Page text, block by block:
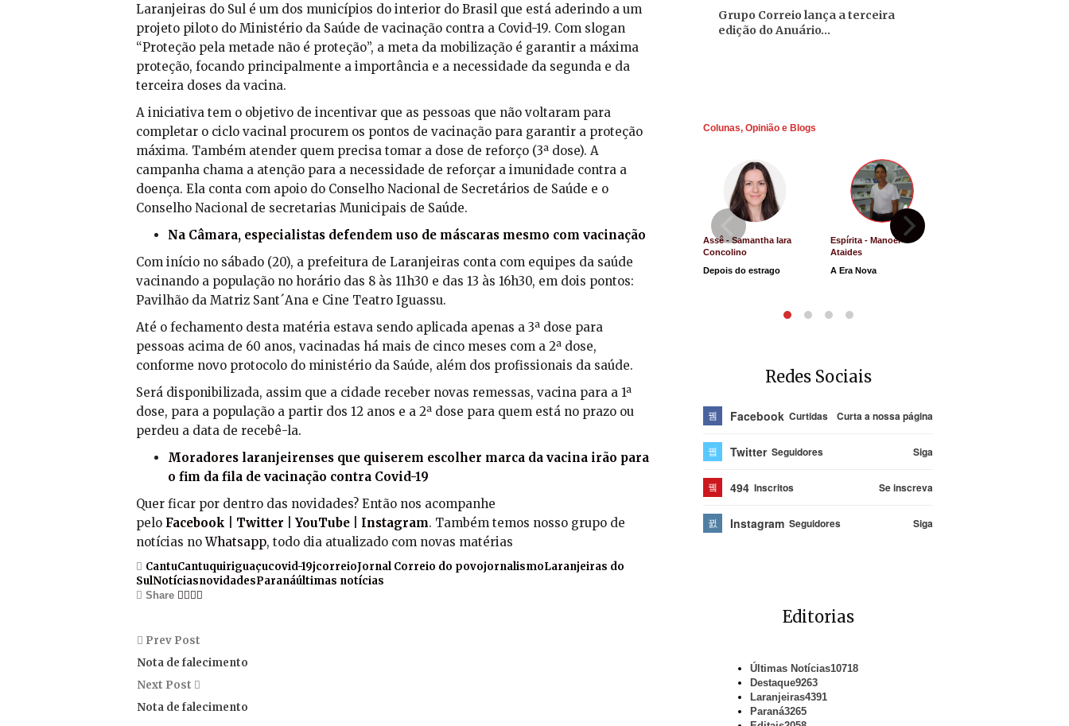
Laranjeiras do Sul é um dos municípios do interior do Brasil que está aderindo a um
projeto piloto do Ministério da Saúde de vacinação contra a Covid-19. Com slogan
“Proteção pela metade não é proteção”, a meta da mobilização é garantir a máxima
proteção, focando principalmente a importância e a necessidade da segunda e da
terceira doses da vacina.
A iniciativa tem o objetivo de incentivar que as pessoas que não voltaram para
completar o ciclo vacinal procurem os pontos de vacinação para garantir a proteção
máxima. Também atender quem precisa tomar a dose de reforço (3ª dose). A
campanha chama a atenção para a necessidade de reforçar a imunidade contra a
doença. Ela conta com apoio do Conselho Nacional de Secretários de Saúde e o
Conselho Nacional de secretarias Municipais de Saúde.
Na Câmara, especialistas defendem uso de máscaras mesmo com vacinação
Com início no sábado (20), a prefeitura de Laranjeiras conta com equipes da saúde
vacinando a população no horário das 8 às 11h30 e das 13 às 16h30, em dois pontos:
Pavilhão da Matriz Sant´Ana e Cine Teatro Iguassu.
Até o fechamento desta matéria estava sendo aplicada apenas a 3ª dose para
pessoas acima de 60 anos, vacinadas há mais de cinco meses com a 2ª dose,
conforme novo protocolo do ministério da Saúde, além dos profissionais da saúde.
Será disponibilizada, assim que a cidade receber novas remessas, vacina para a 1ª
dose, para a população a partir dos 12 anos e a 2ª dose para quem está no prazo ou
perdeu a data de recebê-la.
Moradores laranjeirenses que quiserem escolher marca da vacina irão para
o fim da fila de vacinação contra Covid-19
Quer ficar por dentro das novidades? Então nos acompanhe
pelo Facebook Twitter YouTube Instagram. Também temos nosso grupo de
notícias noWhatsapp, todo dia atualizado com novas matérias
CantuCantuquiriguaçucovid-19jcorreioJornal Correio do povojornalismoLaranjeiras do
SulNotíciasnovidadesParanáúltimas notícias
Share
Prev Post
Nota de falecimento
Next Post
Nota de falecimento
Grupo Correio lança a terceira
edição do Anuário…
Colunas, Opinião e Blogs
Assê - Samantha Iara
Concolino
Depois do estrago
Espírita - Manoel
Ataides
A Era Nova
Redes Sociais
Facebook Curtidas Curta a nossa página
Twitter Seguidores Siga
494 Inscritos Se inscreva
Instagram Seguidores Siga
Editorias
Últimas Notícias10718
Destaque9263
Laranjeiras4391
Paraná3265